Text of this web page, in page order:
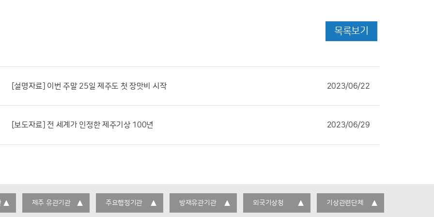
목록보기
[설명자료] 이번 주말 25일 제주도 첫 장맛비 시작 2023/06/22
[보도자료] 전 세계가 인정한 제주기상 100년 2023/06/29
제주 유관기관 주요행정기관 방재유관기관 외국기상청 기상관련단체